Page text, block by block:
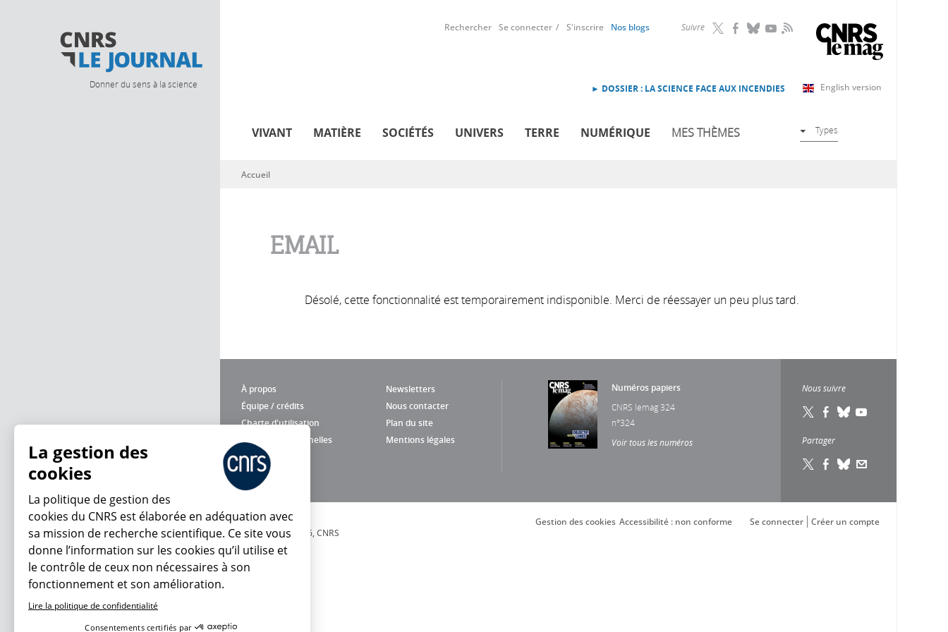
Donner du sens à la science
Suivre RSS
Rechercher Se connecter S'inscrire Nos blogs
English version
► DOSSIER : LA SCIENCE FACE AUX INCENDIES
VIVANT MATIÈRE SOCIÉTÉS UNIVERS TERRE NUMÉRIQUE MES THÈMES Types
Vous êtes ici
Accueil
EMAIL
Désolé, cette fonctionnalité est temporairement indisponible. Merci de réessayer un peu plus tard.
À propos
Newsletters
Équipe / crédits
Nous contacter
Charte d'utilisation
Plan du site
Données personnelles
Mentions légales
Numéros papiers
CNRS lemag 324
n°324
Voir tous les numéros
Nous suivre
Partager
© 2026, CNRS
Créer un compte
Se connecter
Accessibilité : non conforme
Gestion des cookies
La gestion des
cookies
La politique de gestion des
cookies du CNRS est élaborée en adéquation avec
sa mission de recherche scientifique. Ce site vous
donne l’information sur les cookies qu’il utilise et
le contrôle de ceux non nécessaires à son
fonctionnement et son amélioration.
Lire la politique de confidentialité
Consentements certifiés par